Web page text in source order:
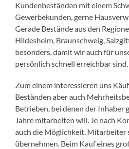
Kundenbeständen mit einem
Gewerbekunden, gerne
Gerade Bestände aus den
Hildesheim, Braunschweig,
besonders, damit wir auch für
persönlich schnell erreichbar sind.
Zum einem interessieren uns
Beständen aber auch
Betrieben, bei denen der Inhaber
Jahre mitarbeiten will. Je nach
auch die Möglichkeit, Mitarbeiter
übernehmen. Beim Kauf eines